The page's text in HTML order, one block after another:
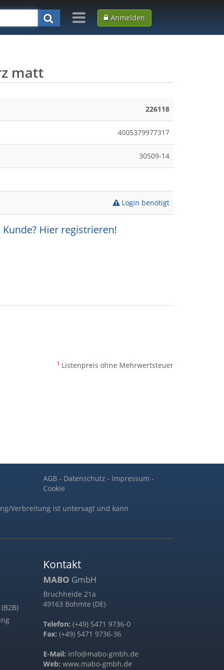
Anmelden
matt
226118
4005379977317
30509-14
Login benötigt
Hier registrieren!
1 Listenpreis ohne Mehrwertsteuer
AGB- Datenschutz - Impressum -
Cookie
Verbreitung ist untersagt und kann
Kontakt
MABO GmbH
Bruchheide 21a
49163 Bohmte (DE)
Telefon: (+49) 5471 9736-0
Fax: (+49) 5471 9736-36
E-Mail: info@mabo-gmbh.de
Web: www.mabo-gmbh.de